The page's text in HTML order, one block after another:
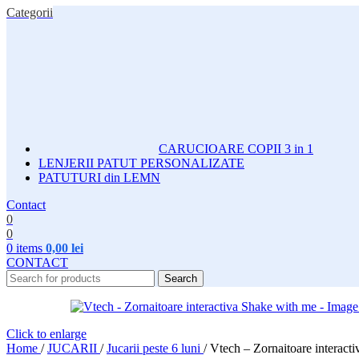
Categorii
CARUCIOARE COPII 3 in 1
LENJERII PATUT PERSONALIZATE
PATUTURI din LEMN
Contact
0
0
0 items 0,00 lei
CONTACT
Search
Click to enlarge
Home / JUCARII / Jucarii peste 6 luni / Vtech – Zornaitoare